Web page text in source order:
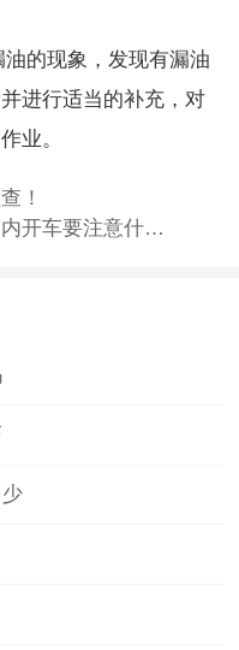
的现象，发现有漏油
进行适当的补充，对
业。
！
昌海租车告诉你：在市内开车要注意什么呢？